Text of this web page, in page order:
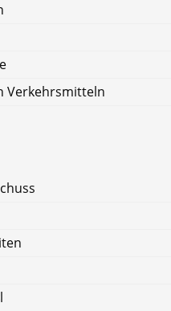
Verkehrsmitteln